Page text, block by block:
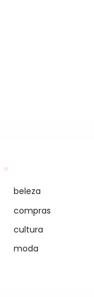
beleza
compras
cultura
moda